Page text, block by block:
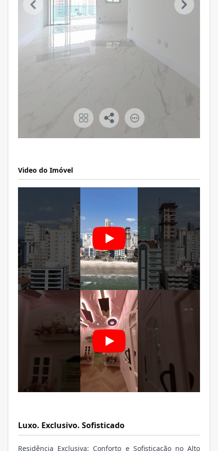
Video do Imóvel
Luxo. Exclusivo. Sofisticado
Residência Exclusiva: Conforto e Sofisticação no Alto